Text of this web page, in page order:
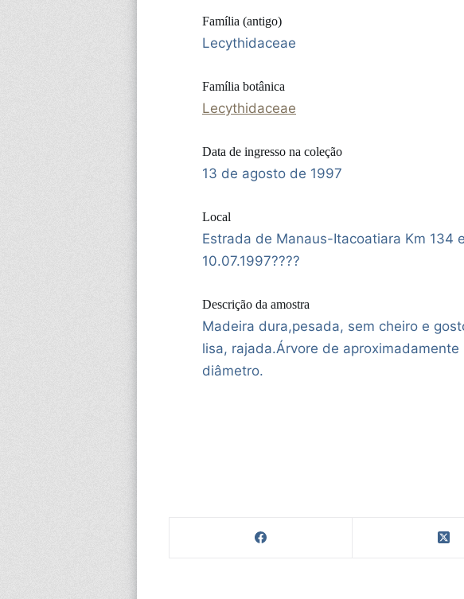
Família (antigo)
Lecythidaceae
Família botânica
Lecythidaceae
Data de ingresso na coleção
13 de agosto de 1997
Local
Estrada de Manaus-Itacoatiara Km 134
10.07.1997????
Descrição da amostra
Madeira dura,pesada, sem cheiro e
lisa, rajada.Árvore de aproximadamente
diâmetro.